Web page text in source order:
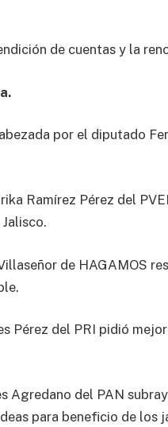
de cuentas y la
por el diputado
Ramírez Pérez del
de HAGAMOS
Pérez del PRI pidió
Agredano del PAN
para beneficio de los